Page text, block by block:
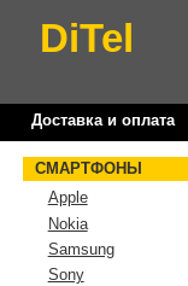
DiTel
Доставка и оплата
СМАРТФОНЫ
Apple
Nokia
Samsung
Sony